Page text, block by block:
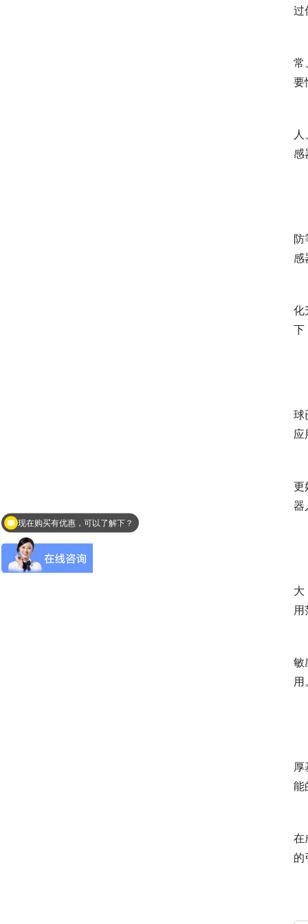
过
常
要
感
防
感
化
下
球
应
更
器
大
用
敏
用。
能
在
的
现在购买有优惠，可以了解下？